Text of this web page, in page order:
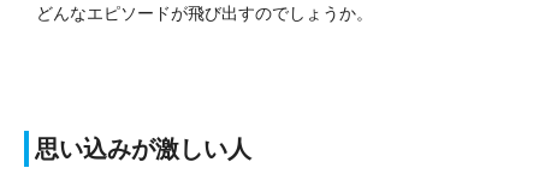
どんなエピソードが飛び出すのでしょうか。
思い込みが激しい人